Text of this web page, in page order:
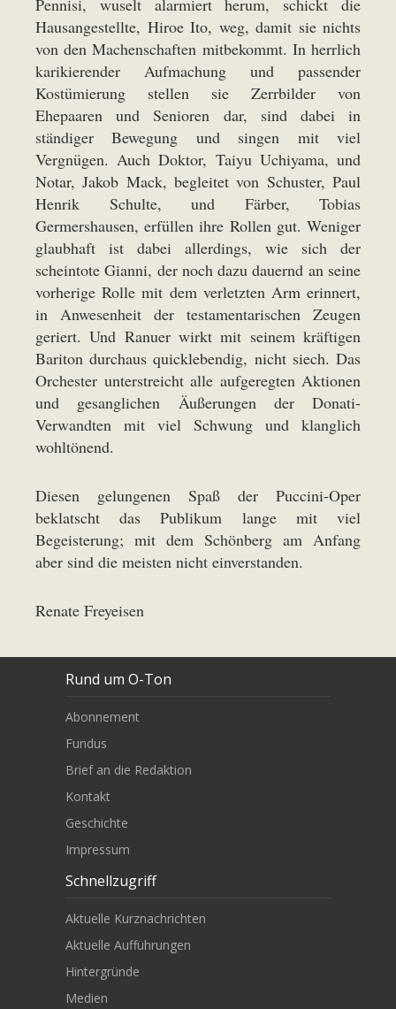
Pennisi, wuselt alarmiert herum, schickt die
Hausangestellte, Hiroe Ito, weg, damit sie nichts
von den Machenschaften mitbekommt. In herrlich
karikierender Aufmachung und passender
Kostümierung stellen sie Zerrbilder von
Ehepaaren und Senioren dar, sind dabei in
ständiger Bewegung und singen mit viel
Vergnügen. Auch Doktor, Taiyu Uchiyama, und
Notar, Jakob Mack, begleitet von Schuster, Paul
Henrik Schulte, und Färber, Tobias
Germershausen, erfüllen ihre Rollen gut. Weniger
glaubhaft ist dabei allerdings, wie sich der
scheintote Gianni, der noch dazu dauernd an seine
vorherige Rolle mit dem verletzten Arm erinnert,
in Anwesenheit der testamentarischen Zeugen
geriert. Und Ranuer wirkt mit seinem kräftigen
Bariton durchaus quicklebendig, nicht siech. Das
Orchester unterstreicht alle aufgeregten Aktionen
und gesanglichen Äußerungen der Donati-
Verwandten mit viel Schwung und klanglich
wohltönend.
Diesen gelungenen Spaß der Puccini-Oper
beklatscht das Publikum lange mit viel
Begeisterung; mit dem Schönberg am Anfang
aber sind die meisten nicht einverstanden.
Renate Freyeisen
Rund um O-Ton
Abonnement
Fundus
Brief an die Redaktion
Kontakt
Geschichte
Impressum
Schnellzugriff
Aktuelle Kurznachrichten
Aktuelle Aufführungen
Hintergründe
Medien